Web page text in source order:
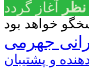
جهرمی
و پشتیبان